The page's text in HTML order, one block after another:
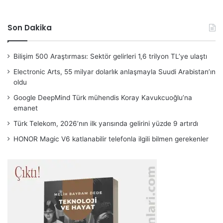
Son Dakika
Bilişim 500 Araştırması: Sektör gelirleri 1,6 trilyon TL’ye ulaştı
Electronic Arts, 55 milyar dolarlık anlaşmayla Suudi Arabistan’ın
oldu
Google DeepMind Türk mühendis Koray Kavukcuoğlu’na
emanet
Türk Telekom, 2026’nın ilk yarısında gelirini yüzde 9 artırdı
HONOR Magic V6 katlanabilir telefonla ilgili bilmen gerekenler